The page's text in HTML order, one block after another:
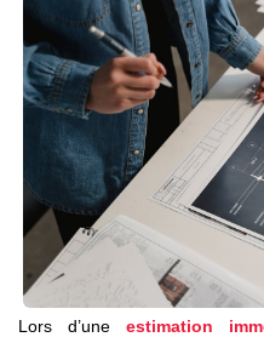
Lors d’une estimation